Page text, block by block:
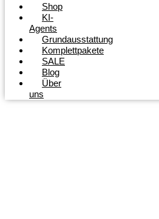
Shop
KI-
Agents
Grundausstattung
Komplettpakete
SALE
Blog
Über
uns